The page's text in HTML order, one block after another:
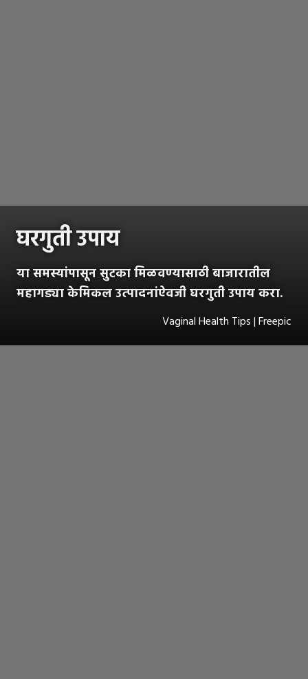
घरगुती उपाय
या समस्यांपासून सुटका मिळवण्यासाठी बाजारातील
महागड्या केमिकल उत्पादनांऐवजी घरगुती उपाय करा.
Vaginal Health Tips | Freepic